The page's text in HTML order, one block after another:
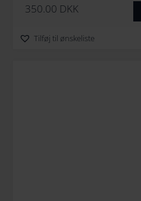
350.00 DKK
Tilføj til ønskeliste